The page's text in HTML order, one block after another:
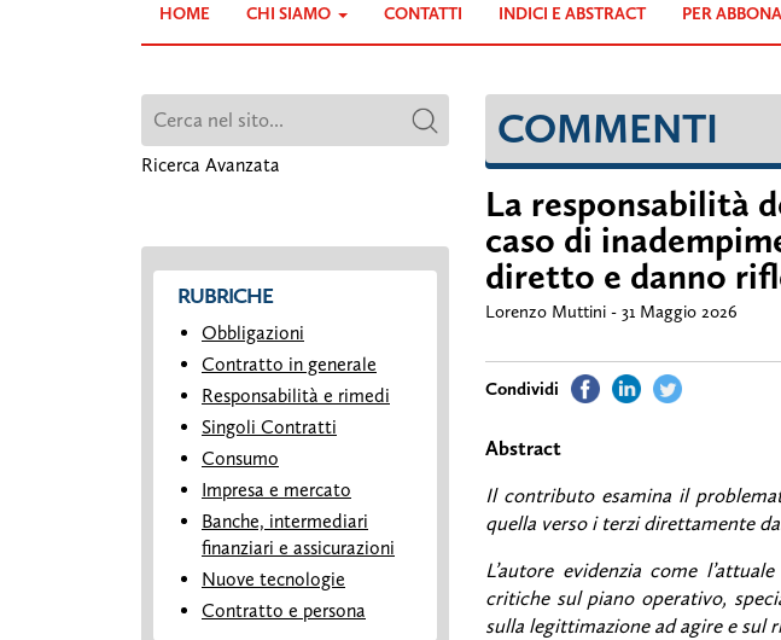
HOME CHI SIAMO CONTATTI INDICI E ABSTRACT PER
Ricerca Avanzata
RUBRICHE
Obbligazioni
Contratto in generale
Responsabilità e rimedi
Singoli Contratti
Consumo
Impresa e mercato
Banche, intermediari
finanziari e assicurazioni
Nuove tecnologie
Contratto e persona
COMMENTI
La responsabilità
caso di
diretto e danno
Lorenzo Muttini 31 Maggio 2026
Abstract
Il contributo esamina il
quella verso i terzi direttamente
L’autore evidenzia come
critiche sul piano operativo,
sulla legittimazione ad agire e sul